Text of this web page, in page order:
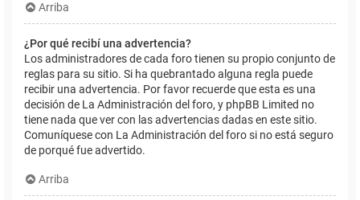
Arriba
¿Por qué recibí una advertencia?
Los administradores de cada foro tienen su propio conjunto de
reglas para su sitio. Si ha quebrantado alguna regla puede
recibir una advertencia. Por favor recuerde que esta es una
decisión de La Administración del foro, y phpBB Limited no
tiene nada que ver con las advertencias dadas en este sitio.
Comuníquese con La Administración del foro si no está seguro
de porqué fue advertido.
Arriba